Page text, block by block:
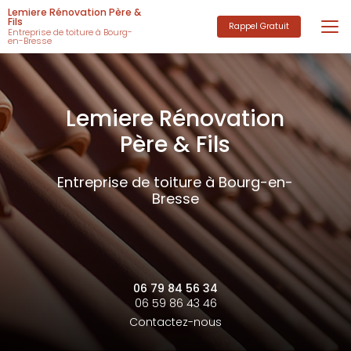
Aller
au
contenu
principal
Lemiere Rénovation Père &
Fils
Entreprise de toiture à Bourg-
en-Bresse
Rappel Gratuit
Lemiere Rénovation
Père & Fils
Entreprise de toiture à Bourg-en-
Bresse
06 79 84 56 34
06 59 86 43 46
Contactez-nous